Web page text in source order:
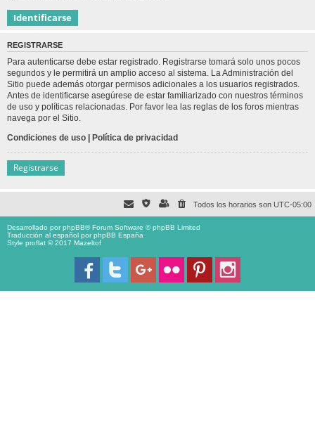
REGISTRARSE
Para autenticarse debe estar registrado. Registrarse tomará solo unos pocos
segundos y le permitirá un amplio acceso al sistema. La Administración del
Sitio puede además otorgar permisos adicionales a los usuarios registrados.
Antes de identificarse asegúrese de estar familiarizado con nuestros términos
de uso y políticas relacionadas. Por favor lea las reglas de los foros mientras
navega por el Sitio.
Condiciones de uso | Política de privacidad
Registrarse
Todos los horarios son UTC-05:00
Desarrollado porphpBB® Forum Software © phpBB Limited
Traducción al español porphpBB España
Style proflat © 2017 Mazeltof